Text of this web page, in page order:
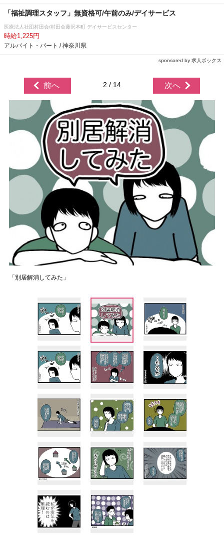
「福祉調理スタッフ」無資格可/午前のみ/デイサービス
医療法人社団村田会/村田会藤沢本町 デイサービスセンター
時給1,225円
アルバイト・パート / 神奈川県
sponsored by 求人ボックス
前へ 2 / 14 次へ
「別居解消してみた」